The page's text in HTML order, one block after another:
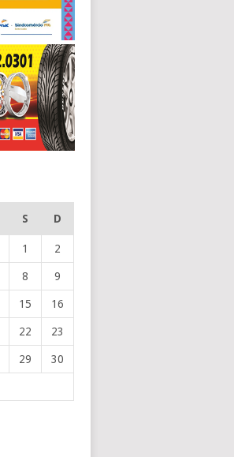
S D
1 2
8 9
15 16
22 23
29 30